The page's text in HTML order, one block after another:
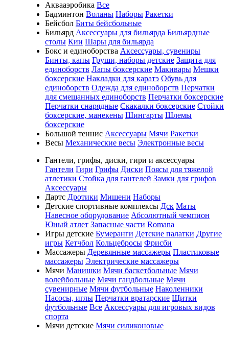
Аквааэробика Все
Бадминтон Воланы Наборы Ракетки
Бейсбол Биты бейсбольные
Бильярд Аксессуары для бильярда Бильярдные
столы Кии Шары для бильярда
Бокс и единоборства Аксессуары, сувениры
Бинты, капы Груши, наборы детские Защита для
единоборств Лапы боксерские Макивары Мешки
боксерские Накладки для каратэ Обувь для
единоборств Одежда для единоборств Перчатки
для смешанных единоборств Перчатки боксерские
Перчатки снарядные Скакалки боксерские Стойки
боксерские, манекены Шингарты Шлемы
боксерские
Большой теннис Аксессуары Мячи Ракетки
Весы Механические весы Электронные весы
Гантели, грифы, диски, гири и аксессуары
Гантели Гири Грифы Диски Поясы для тяжелой
атлетики Стойка для гантелей Замки для грифов
Аксессуары
Дартс Дротики Мишени Наборы
Детские спортивные комплексы Дск Маты
Навесное оборудование Абсолютный чемпион
Юный атлет Запасные части Romana
Игры детские Бумеранги Детские палатки Другие
игры Кетчбол Кольцебросы Фрисби
Массажеры Деревянные массажеры Пластиковые
массажеры Электрические массажеры
Мячи Манишки Мячи баскетбольные Мячи
волейбольные Мячи гандбольные Мячи
сувенирные Мячи футбольные Наколенники
Насосы, иглы Перчатки вратарские Щитки
футбольные Все Аксессуары для игровых видов
спорта
Мячи детские Мячи силиконовые